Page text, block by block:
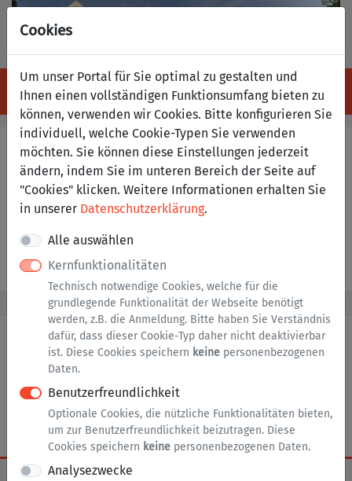
Cookies
Um unser Portal für Sie optimal zu gestalten und
Ihnen einen vollständigen Funktionsumfang bieten zu
können, verwenden wir Cookies. Bitte konfigurieren Sie
individuell, welche Cookie-Typen Sie verwenden
möchten. Sie können diese Einstellungen jederzeit
ändern, indem Sie im unteren Bereich der Seite auf
"Cookies" klicken. Weitere Informationen erhalten Sie
in unserer Datenschutzerklärung.
Alle auswählen
Kernfunktionalitäten
Technisch notwendige Cookies, welche für die
grundlegende Funktionalität der Webseite benötigt
werden, z.B. die Anmeldung. Bitte haben Sie Verständnis
dafür, dass dieser Cookie-Typ daher nicht deaktivierbar
ist. Diese Cookies speichern keine personenbezogenen
Daten.
Benutzerfreundlichkeit
Optionale Cookies, die nützliche Funktionalitäten bieten,
um zur Benutzerfreundlichkeit beizutragen. Diese
Cookies speichern keine personenbezogenen Daten.
Analysezwecke
Navigation ein-/ausblenden
Menü
Baumfäll- und
Baumschnittarbeiten (Antrag
einer
Ausnahmegenehmigung)
Dienst starten
nach oben
Datenschutz Barrierefreiheit